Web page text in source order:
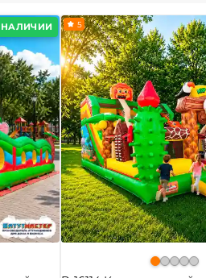
НАЛИЧИИ 5